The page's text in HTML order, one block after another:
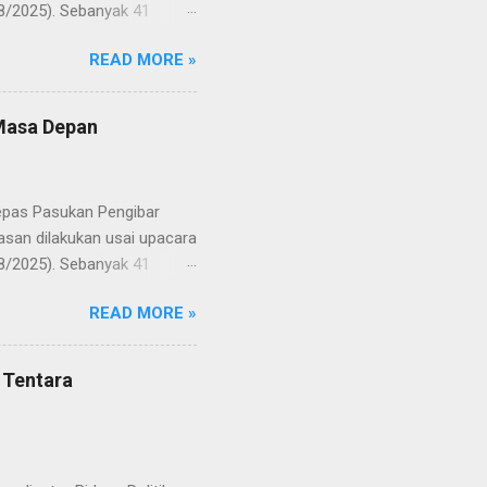
2025). Sebanyak 41
menuntaskan
kebangsaan yang
rasa bangga dan
pelatih, serta para
READ MORE »
Depan
Pasukan Pengibar
dilakukan usai upacara
2025). Sebanyak 41
menuntaskan
kebangsaan yang
rasa bangga dan
pelatih, serta para
generasi penerus
READ MORE »